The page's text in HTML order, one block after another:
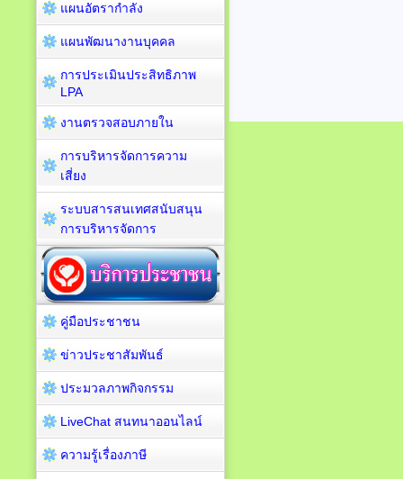
แผนอัตรากำลัง
แผนพัฒนางานบุคคล
การประเมินประสิทธิภาพ
LPA
งานตรวจสอบภายใน
การบริหารจัดการความ
เสี่ยง
ระบบสารสนเทศสนับสนุน
การบริหารจัดการ
คู่มือประชาชน
ข่าวประชาสัมพันธ์
ประมวลภาพกิจกรรม
LiveChat สนทนาออนไลน์
ความรู้เรื่องภาษี